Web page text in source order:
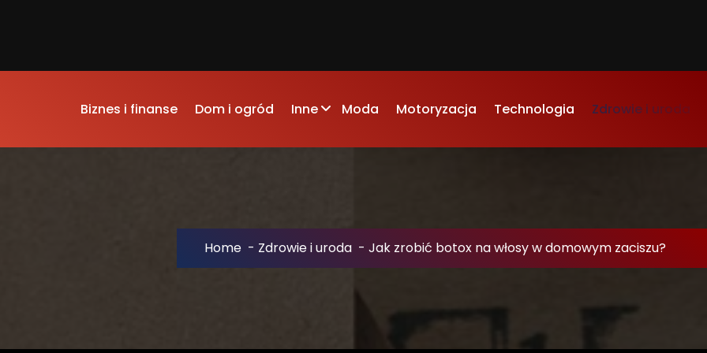
Biznes i finanse Dom i ogród Inne Moda Motoryzacja Technologia Zdrowie i uroda
Home - Zdrowie i uroda - Jak zrobić botox na włosy w domowym zaciszu?